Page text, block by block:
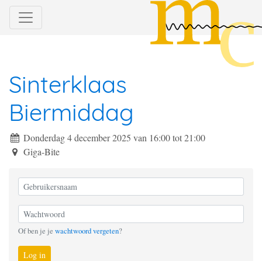
Sinterklaas
Biermiddag
Donderdag 4 december 2025 van 16:00tot21:00
Giga-Bite
Of ben je je wachtwoord vergeten?
Log in